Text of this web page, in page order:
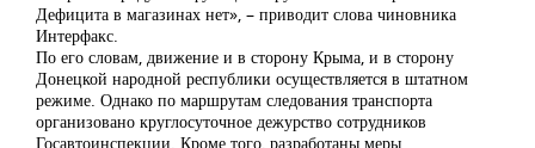
Дефицита в магазинах нет», – приводит слова чиновника
Интерфакс.
По его словам, движение и в сторону Крыма, и в сторону
Донецкой народной республики осуществляется в штатном
режиме. Однако по маршрутам следования транспорта
организовано круглосуточное дежурство сотрудников
Госавтоинспекции. Кроме того, разработаны меры